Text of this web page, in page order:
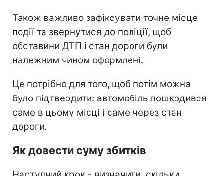
Також важливо зафіксувати точне місце
події та звернутися до поліції, щоб
обставини ДТП і стан дороги були
належним чином оформлені.
Це потрібно для того, щоб потім можна
було підтвердити: автомобіль пошкодився
саме в цьому місці і саме через стан
дороги.
Як довести суму збитків